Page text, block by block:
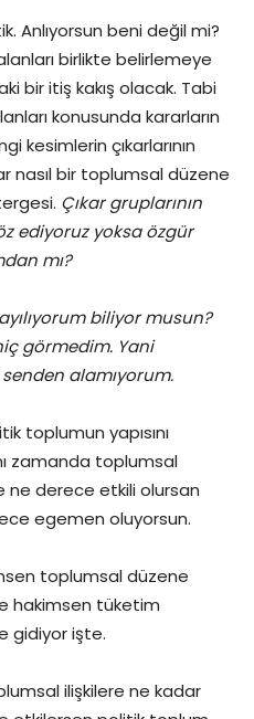
Anlıyorsun beni değil mi?
birlikte belirlemeye
bir itiş kakış olacak. Tabi
konusunda kararların
kesimlerin çıkarlarının
nasıl bir toplumsal düzene
Çıkar gruplarının
ediyoruz yoksa özgür
mı?
biliyor musun?
görmedim. Yani
alamıyorum.
toplumun yapısını
zamanda toplumsal
ne derece etkili olursan
egemen oluyorsun.
toplumsal düzene
hakimsen tüketim
gidiyor işte.
ilişkilere ne kadar